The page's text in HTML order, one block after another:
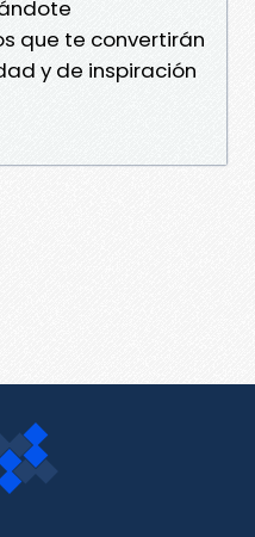
que te convertirán
y de inspiración